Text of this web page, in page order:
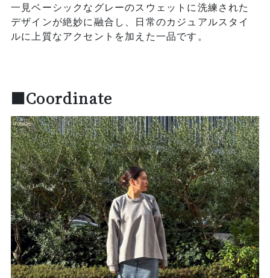
一見ベーシックなグレーのスウェットに洗練された
デザインが絶妙に融合し、日常のカジュアルスタイ
ルに上質なアクセントを加えた一品です。
■Coordinate